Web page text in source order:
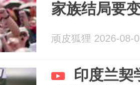
家族结局要
顽皮狐狸 2026-08-
印度兰契